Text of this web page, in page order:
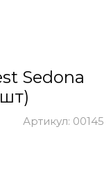
Sedona
Артикул: 00145